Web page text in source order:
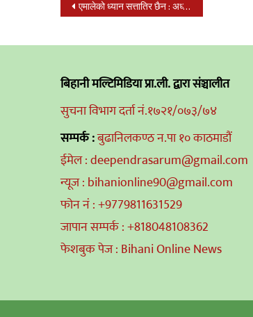
एमालेको ध्यान सत्तातिर छैन : अध्यक्ष ओली
बिहानी मल्टिमिडिया प्रा.ली. द्वारा संञ्चालीत
सुचना विभाग दर्ता नं.१७२१/०७३/७४
सम्पर्क :बुढानिलकण्ठ न.पा १० काठमाडौं
ईमेल : deependrasarum@gmail.com
न्यूज : bihanionline90@gmail.com
फोन नं : +9779811631529
जापान सम्पर्क : +818048108362
फेशबुक पेज : Bihani Online News